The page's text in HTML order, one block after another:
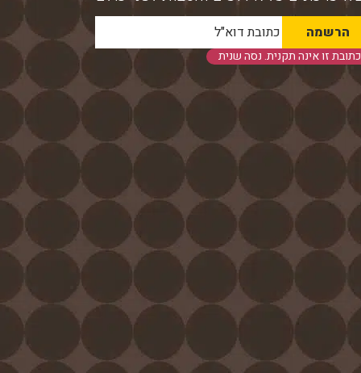
כתובת זו אינה תקנית. נסה שנית